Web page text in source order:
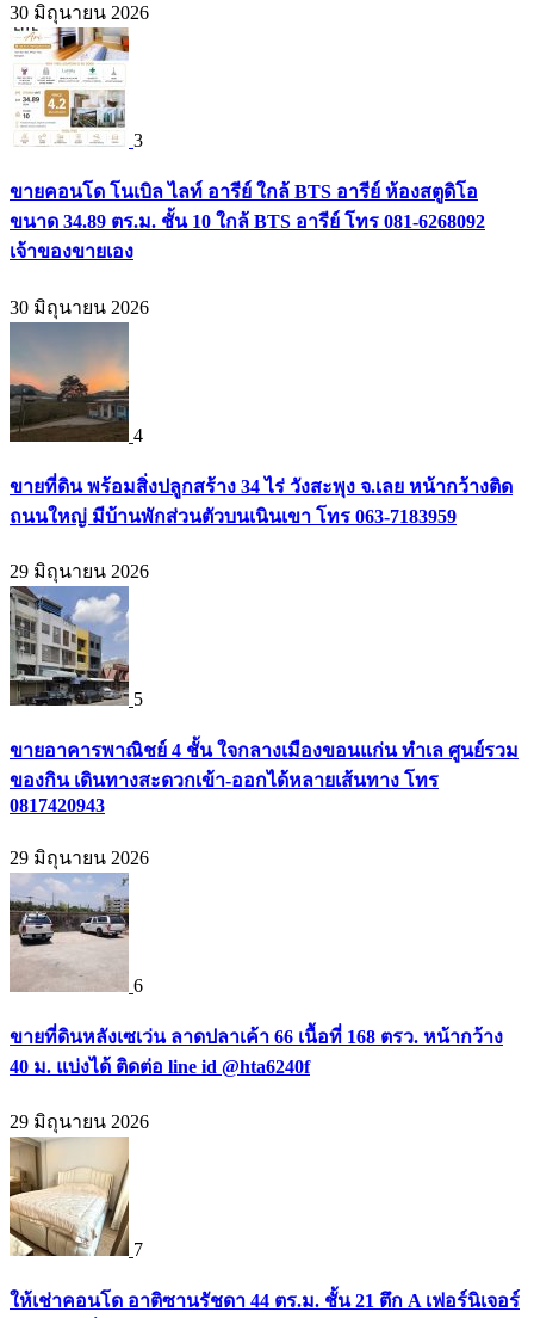
30 มิถุนายน 2026
3
ขายคอนโด โนเบิล ไลท์ อารีย์ ใกล้ BTS อารีย์ ห้องสตูดิโอ
ขนาด 34.89 ตร.ม. ชั้น 10 ใกล้ BTS อารีย์ โทร 081-6268092
เจ้าของขายเอง
30 มิถุนายน 2026
4
ขายที่ดิน พร้อมสิ่งปลูกสร้าง 34 ไร่ วังสะพุง จ.เลย หน้ากว้างติด
ถนนใหญ่ มีบ้านพักส่วนตัวบนเนินเขา โทร 063-7183959
29 มิถุนายน 2026
5
ขายอาคารพาณิชย์ 4 ชั้น ใจกลางเมืองขอนแก่น ทำเล ศูนย์รวม
ของกิน เดินทางสะดวกเข้า-ออกได้หลายเส้นทาง โทร
0817420943
29 มิถุนายน 2026
6
ขายที่ดินหลังเซเว่น ลาดปลาเค้า 66 เนื้อที่ 168 ตรว. หน้ากว้าง
40 ม. แบ่งได้ ติดต่อ line id @hta6240f
29 มิถุนายน 2026
7
ให้เช่าคอนโด อาติซานรัชดา 44 ตร.ม. ชั้น 21 ตึก A เฟอร์นิเจอร์